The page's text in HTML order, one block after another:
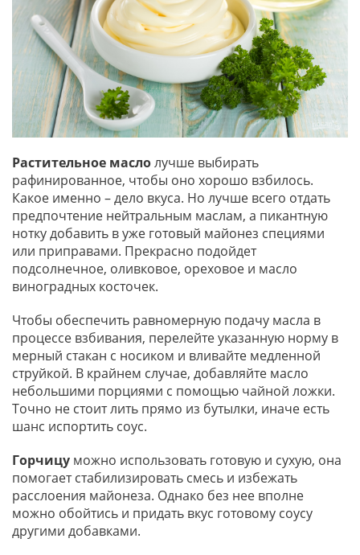
Растительное маслолучше выбирать
рафинированное, чтобы оно хорошо взбилось.
Какое именно – дело вкуса. Но лучше всего отдать
предпочтение нейтральным маслам, а пикантную
нотку добавить в уже готовый майонез специями
или приправами. Прекрасно подойдет
подсолнечное, оливковое, ореховое и масло
виноградных косточек.
Чтобы обеспечить равномерную подачу масла в
процессе взбивания, перелейте указанную норму в
мерный стакан с носиком и вливайте медленной
струйкой. В крайнем случае, добавляйте масло
небольшими порциями с помощью чайной ложки.
Точно не стоит лить прямо из бутылки, иначе есть
шанс испортить соус.
Горчицу можно использовать готовую и сухую, она
помогает стабилизировать смесь и избежать
расслоения майонеза. Однако без нее вполне
можно обойтись и придать вкус готовому соусу
другими добавками.